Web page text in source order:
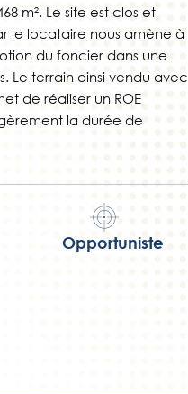
m². Le site est clos et
le locataire nous amène à
du foncier dans une
Le terrain ainsi vendu avec
de réaliser un ROE
la durée de
Opportuniste